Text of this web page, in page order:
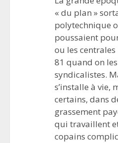
« du plan »
polytechnique
poussaient
ou les
81 quand on
syndicalistes.
s’installe à vie,
certains, dans
grassement
qui travaillent
copains